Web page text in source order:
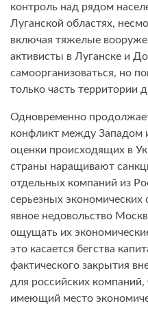
контроль над рядом
Луганской областях,
включая тяжелые
активисты в Луганске и
самоорганизоваться, но
только часть территории
Одновременно
конфликт между Западом
оценки происходящих в
страны наращивают
отдельных компаний из
серьезных
явное недовольство
ощущать их
это касается бегства
фактического закрытия
для российских
имеющий место